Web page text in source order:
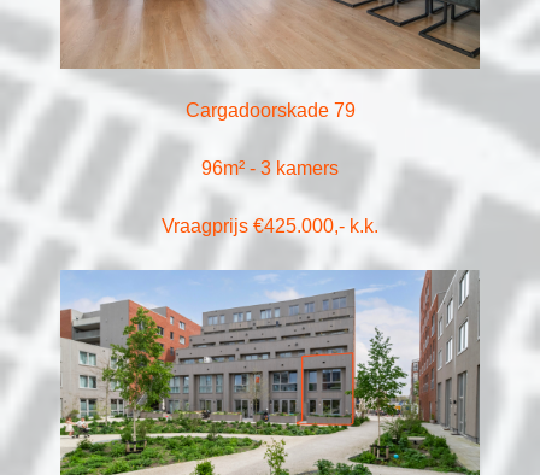
Cargadoorskade 79
96m² - 3 kamers
Vraagprijs €425.000,- k.k.